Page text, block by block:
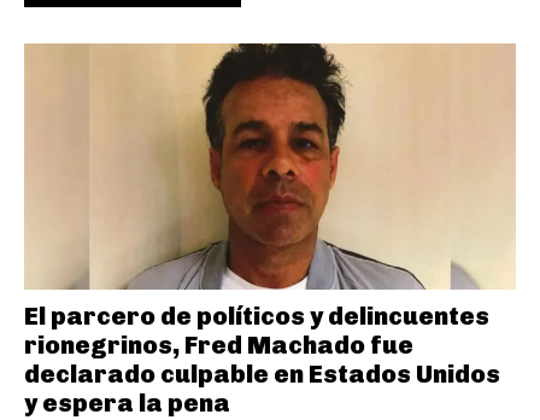
El parcero de políticos y delincuentes
rionegrinos, Fred Machado fue
declarado culpable en Estados Unidos
y espera la pena